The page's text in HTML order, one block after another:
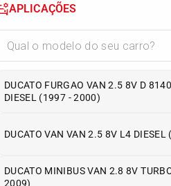
APLICAÇÕES
DUCATO FURGAO VAN 2.5 8V D
DIESEL (1997 - 2000)
DUCATO VAN VAN 2.5 8V L4
DUCATO MINIBUS VAN 2.8 8V
2009)